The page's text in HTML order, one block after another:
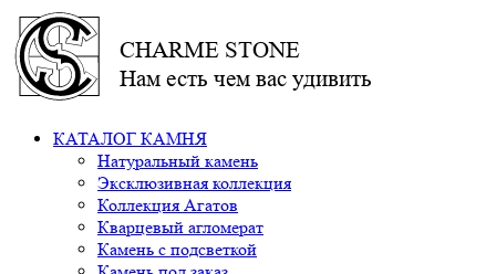
CHARME STONE
Нам есть чем вас удивить
КАТАЛОГ КАМНЯ
Натуральный камень
Эксклюзивная коллекция
Коллекция Агатов
Кварцевый агломерат
Камень с подсветкой